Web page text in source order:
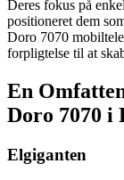
Deres fokus på
positioneret dem
Doro 7070
forpligtelse til at
En
Doro 7070 i
Elgiganten